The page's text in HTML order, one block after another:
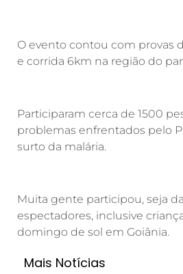
O evento contou com provas
e corrida 6km na região do
Participaram cerca de 1500
problemas enfrentados pelo
surto da malária.
Muita gente participou, seja
espectadores, inclusive
domingo de sol em Goiânia.
Mais Notícias